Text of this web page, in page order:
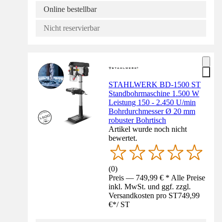
Online bestellbar
Nicht reservierbar
STAHLWERK BD-1500 ST
Standbohrmaschine 1.500 W
Leistung 150 - 2.450 U/min
Bohrdurchmesser Ø 20 mm
robuster Bohrtisch
Artikel wurde noch nicht
bewertet.
(0)
Preis — 749,99 € * Alle Preise
inkl. MwSt. und ggf. zzgl.
Versandkosten pro ST749,99
€*/ ST